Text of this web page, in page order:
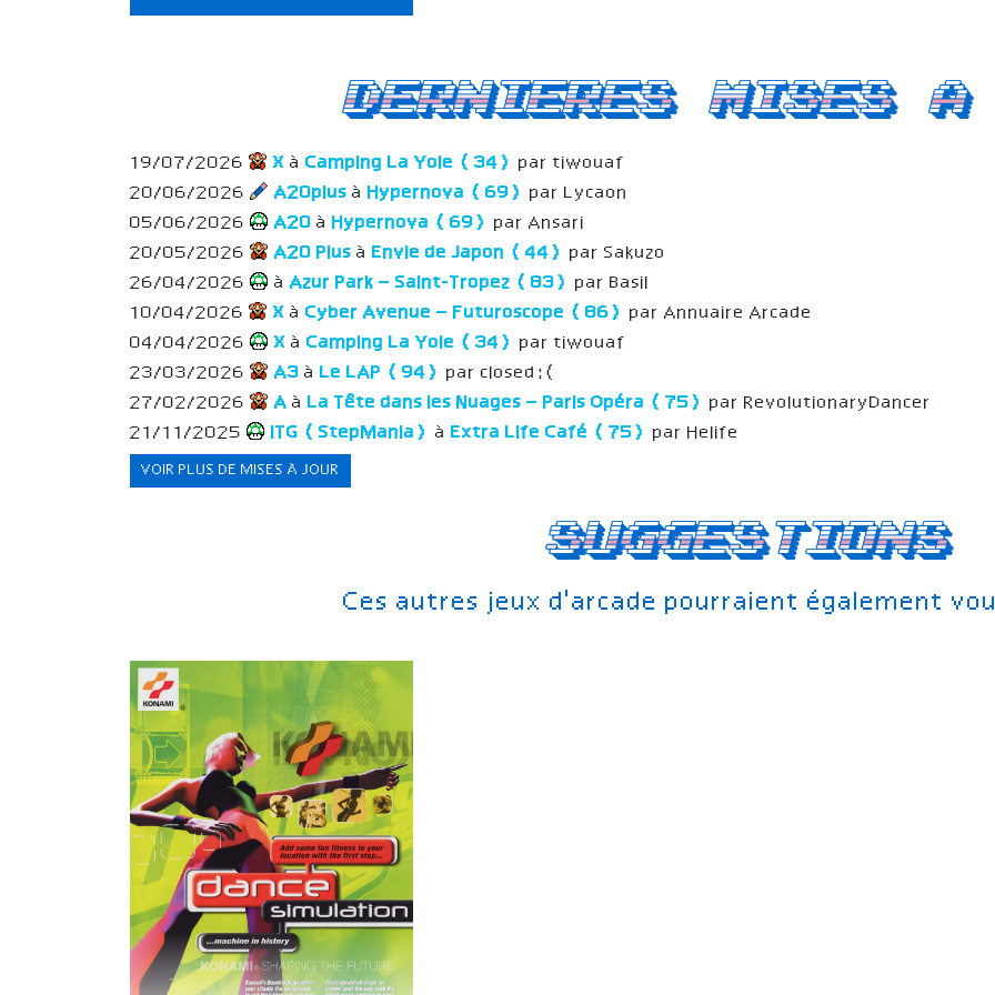
Suggestions
Ces autres jeux d'arcade pourraient également
Dernieres mises
19/07/2026 X à Camping La Yole (34) par tiwouaf
20/06/2026
A20plus à Hypernova (69) par Lycaon
05/06/2026
A20 à Hypernova (69) par Ansari
20/05/2026
A20 Plus à Envie de Japon (44) par Sakuzo
26/04/2026
à Azur Park – Saint-Tropez (83) par Basil
10/04/2026
X à Cyber Avenue – Futuroscope (86) par Annuaire Arcade
04/04/2026
X à Camping La Yole (34) par tiwouaf
23/03/2026
A3 à Le LAP (94) par closed:(
27/02/2026
A à La Tête dans les Nuages – Paris Opéra (75) par RevolutionaryDancer
21/11/2025
ITG (StepMania) à Extra Life Café (75) par Helife
VOIR PLUS DE MISES À JOUR